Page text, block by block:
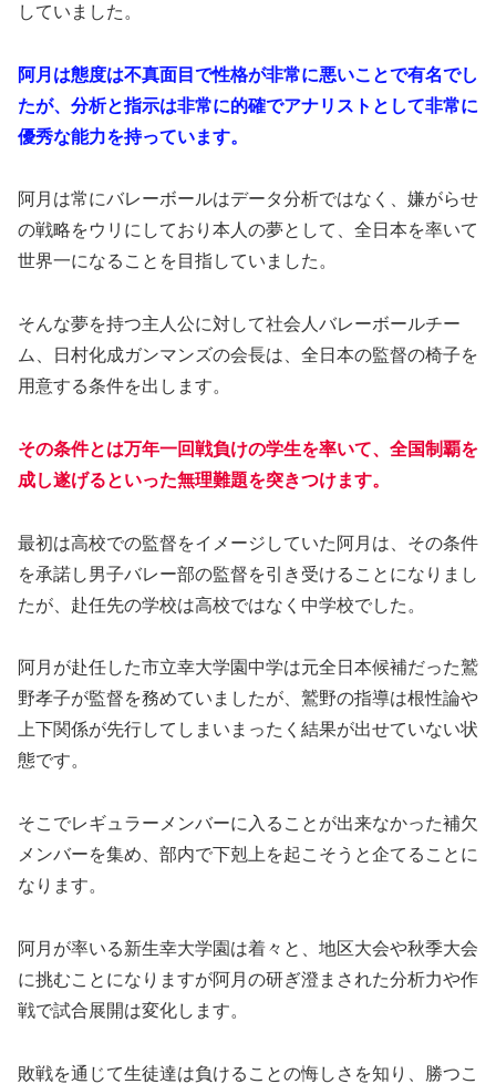
していました。
阿月は態度は不真面目で性格が非常に悪いことで有名でし
たが、分析と指示は非常に的確でアナリストとして非常に
優秀な能力を持っています。
阿月は常にバレーボールはデータ分析ではなく、嫌がらせ
の戦略をウリにしており本人の夢として、全日本を率いて
世界一になることを目指していました。
そんな夢を持つ主人公に対して社会人バレーボールチー
ム、日村化成ガンマンズの会長は、全日本の監督の椅子を
用意する条件を出します。
その条件とは万年一回戦負けの学生を率いて、全国制覇を
成し遂げるといった無理難題を突きつけます。
最初は高校での監督をイメージしていた阿月は、その条件
を承諾し男子バレー部の監督を引き受けることになりまし
たが、赴任先の学校は高校ではなく中学校でした。
阿月が赴任した市立幸大学園中学は元全日本候補だった鷲
野孝子が監督を務めていましたが、鷲野の指導は根性論や
上下関係が先行してしまいまったく結果が出せていない状
態です。
そこでレギュラーメンバーに入ることが出来なかった補欠
メンバーを集め、部内で下剋上を起こそうと企てることに
なります。
阿月が率いる新生幸大学園は着々と、地区大会や秋季大会
に挑むことになりますが阿月の研ぎ澄まされた分析力や作
戦で試合展開は変化します。
敗戦を通じて生徒達は負けることの悔しさを知り、勝つこ